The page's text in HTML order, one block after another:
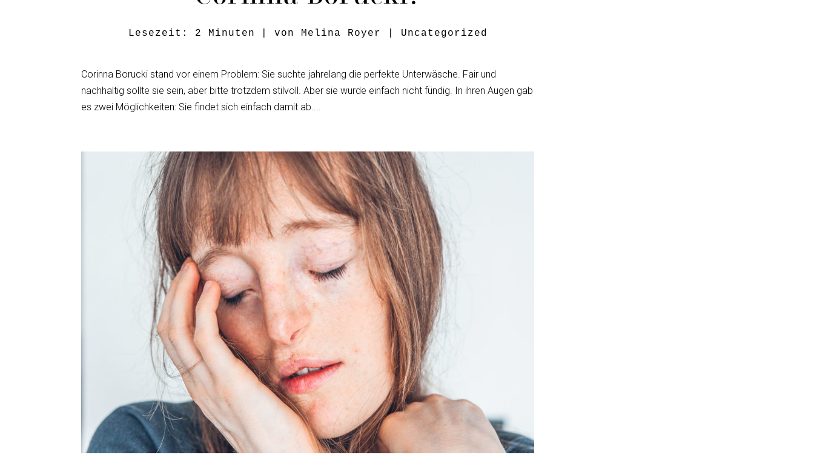
Lesezeit: 2 Minuten | von Melina Royer Uncategorized
Corinna Borucki stand vor einem Problem: Sie suchte jahrelang die perfekte Unterwäsche. Fair und
nachhaltig sollte sie sein, aber bitte trotzdem stilvoll. Aber sie wurde einfach nicht fündig. In ihren Augen gab
es zwei Möglichkeiten: Sie findet sich einfach damit ab....